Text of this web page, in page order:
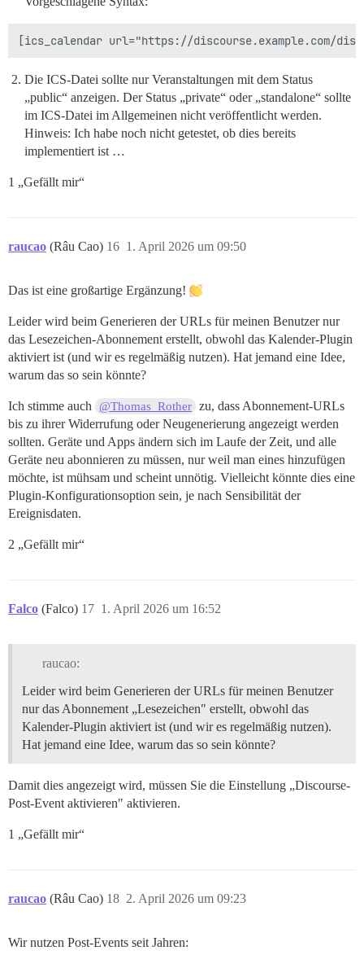
Die ICS-Datei sollte nur Veranstaltungen mit dem Status
„public“ anzeigen. Der Status „private“ oder „standalone“ sollte
im ICS-Datei im Allgemeinen nicht veröffentlicht werden.
Hinweis: Ich habe noch nicht getestet, ob dies bereits
implementiert ist …
1 „Gefällt mir“
raucao (Râu Cao) 1. April 2026 um 09:50
16
Das ist eine großartige Ergänzung!
Leider wird beim Generieren der URLs für meinen Benutzer nur
das Lesezeichen-Abonnement erstellt, obwohl das Kalender-Plugin
aktiviert ist (und wir es regelmäßig nutzen). Hat jemand eine Idee,
warum das so sein könnte?
Ich stimme auch @Thomas_Rother zu, dass Abonnement-URLs
bis zu ihrer Widerrufung oder Neugenerierung angezeigt werden
sollten. Geräte und Apps ändern sich im Laufe der Zeit, und alle
Geräte neu abonnieren zu müssen, nur weil man eines hinzufügen
möchte, ist mühsam und scheint unnötig. Vielleicht könnte dies eine
Plugin-Konfigurationsoption sein, je nach Sensibilität der
Ereignisdaten.
2 „Gefällt mir“
Falco (Falco) 1. April 2026 um 16:52
17
raucao:
Leider wird beim Generieren der URLs für meinen Benutzer
nur das Abonnement „Lesezeichen" erstellt, obwohl das
Kalender-Plugin aktiviert ist (und wir es regelmäßig nutzen).
Hat jemand eine Idee, warum das so sein könnte?
Damit dies angezeigt wird, müssen Sie die Einstellung „Discourse-
Post-Event aktivieren" aktivieren.
1 „Gefällt mir“
raucao (Râu Cao) 2. April 2026 um 09:23
18
Wir nutzen Post-Events seit Jahren: